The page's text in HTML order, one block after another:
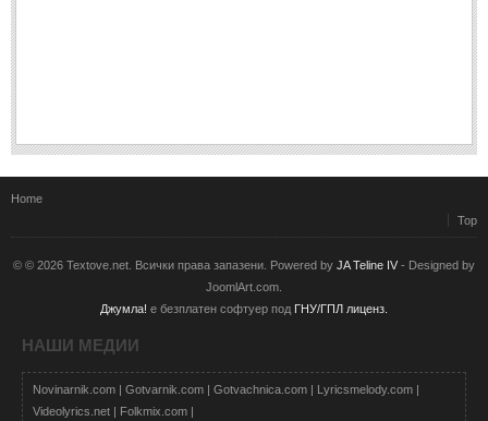
Home
Top
© © 2026 Textove.net. Всички права запазени. Powered by JA Teline IV - Designed by
JoomlArt.com.
Джумла! е безплатен софтуер под ГНУ/ГПЛ лиценз.
НАШИ МЕДИИ
Novinarnik.com | Gotvarnik.com | Gotvachnica.com | Lyricsmelody.com |
Videolyrics.net | Folkmix.com |